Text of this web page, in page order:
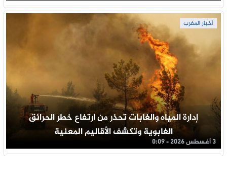
أخبار المغرب
إدارة المياه والغابات تحذر من ارتفاع خطر الحرائق
الغابوية وتكشف الأقاليم المعنية
3 أغسطس 2026 - 0:09